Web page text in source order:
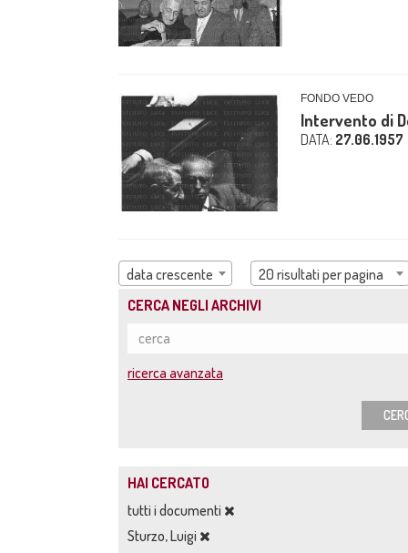
FONDO VEDO
Intervento di
DATA: 27.06.1957
data crescente
20 risultati per pagina
CERCA NEGLI ARCHIVI
ricerca avanzata
HAI CERCATO
tutti i documenti
Sturzo, Luigi